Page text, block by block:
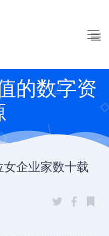
的数字资
企业家数十载